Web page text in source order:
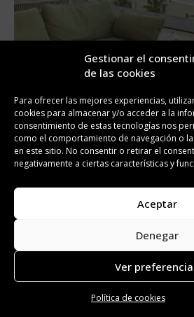
Gestionar el
de las cookies
Para ofrecer las mejores experiencias,
cookies para almacenar y/o acceder a la
consentimiento de estas tecnologías nos
como el comportamiento de navegación o
en este sitio. No consentir o retirar el
negativamente a ciertas características y
Aceptar
Denegar
Ver
Política de cookies
La gran fiesta del
Barcelona:
celebra el